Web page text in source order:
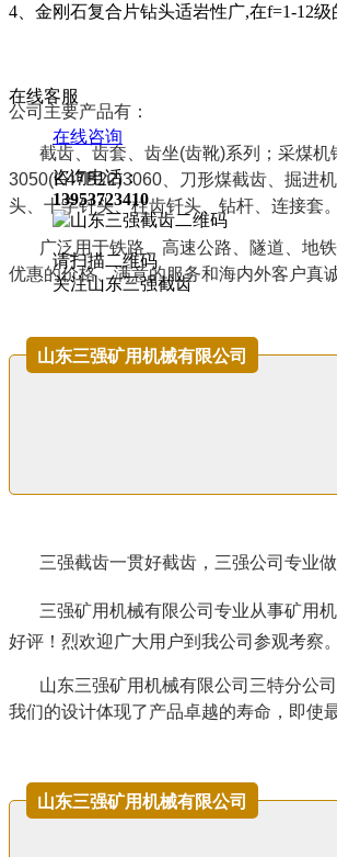
4、金刚石复合片钻头适岩性广,在f=1-12
公司主要产品有：
截齿、齿套、齿坐(齿靴)系列；采煤机
3050(K47B22)3060 、刀形煤截齿、掘进
头、十字钎头、柱齿钎头、钻杆、连接套。
广泛用于铁路、高速公路、隧道、地铁
优惠的价格、满意的服务和海内外客户真
山东三强矿用机械有限公司
三强截齿一贯好截齿，三强公司专业做
三强矿用机械有限公司专业从事矿用
好评！烈欢迎广大用户到我公司参观考察
山东三强矿用机械有限公司三特分公司
我们的设计体现了产品卓越的寿命，即使
山东三强矿用机械有限公司
在线客服
在线咨询
咨询电话：
13953723410
请扫描二维码
关注山东三强截齿